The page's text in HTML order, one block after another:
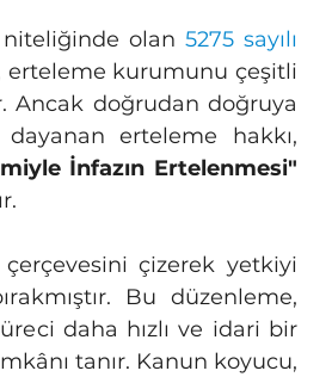
olan
5275 sayılı
erteleme kurumunu çeşitli
Ancak doğrudan doğruya
erteleme hakkı,
İnfazın Ertelenmesi"
Bu düzenleme,
daha hızlı ve idari bir
tanır. Kanun koyucu,